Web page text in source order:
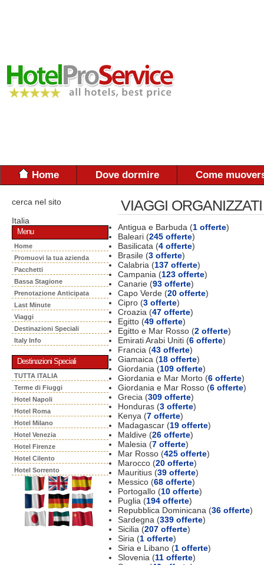
Home Dove dormire Come
cerca nel sito
Italia
Menu
Home
Promuovi la tua azienda
Pacchetti
Bassa Stagione
Prenotazione Anticipata
Last Minute
Viaggi
Destinazioni Speciali
Italy Info
Destinazioni Speciali
TUTTA ITALIA
Terme di Fiuggi
Hotel Napoli
Hotel Roma
Hotel Milano
Hotel Venezia
Hotel Firenze
Hotel Cilento
Hotel Sorrento
VIAGGI ORGANIZZATI
Antigua e Barbuda (1 offerte)
Baleari (245 offerte)
Basilicata (4 offerte)
Brasile (3 offerte)
Calabria (137 offerte)
Campania (123 offerte)
Canarie (93 offerte)
Capo Verde (20 offerte)
Cipro (3 offerte)
Croazia (47 offerte)
Egitto (49 offerte)
Egitto e Mar Rosso (2 offerte)
Emirati Arabi Uniti (6 offerte)
Francia (43 offerte)
Giamaica (18 offerte)
Giordania (109 offerte)
Giordania e Mar Morto (6 offerte)
Giordania e Mar Rosso (6 offerte)
Grecia (309 offerte)
Honduras (3 offerte)
Kenya (7 offerte)
Madagascar (19 offerte)
Maldive (26 offerte)
Malesia (7 offerte)
Mar Rosso (425 offerte)
Marocco (20 offerte)
Mauritius (39 offerte)
Messico (68 offerte)
Portogallo (10 offerte)
Puglia (194 offerte)
Repubblica Dominicana (36 offerte)
Sardegna (339 offerte)
Sicilia (207 offerte)
Siria (1 offerte)
Siria e Libano (1 offerte)
Slovenia (11 offerte)